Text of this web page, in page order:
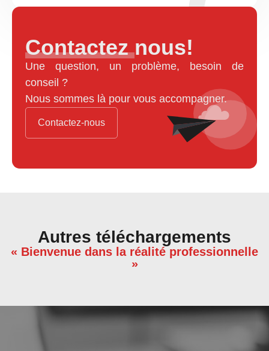
Contactez nous!
Une question, un problème, besoin de
conseil ?
Nous sommes là pour vous accompagner.
Contactez-nous
Autres téléchargements
« Bienvenue dans la réalité professionnelle
»